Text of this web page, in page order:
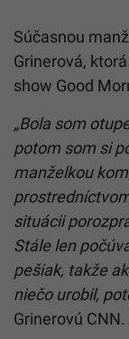
Súčasnou
Grinerová,
show Good
„Bola som
potom som si
manželkou
situácii
Stále len
pešiak, takže
niečo urobil,
Grinerovú CNN.